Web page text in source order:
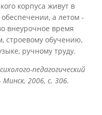
корпуса живут в
а летом -
внеурочное время
строевому обучению,
ручному труду.
педагогический
2006, с. 306.